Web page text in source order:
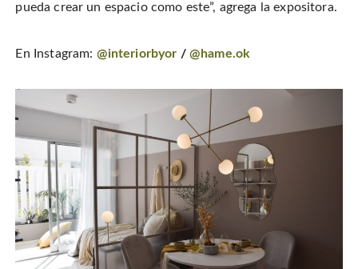
pueda crear un espacio como este”, agrega la expositora.
En Instagram: @interiorbyor / @hame.ok